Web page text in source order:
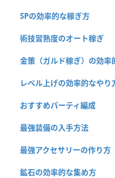
SPの効率的な稼ぎ方
術技習熟度のオート稼ぎ
金策（ガルド稼ぎ）の効率
レベル上げの効率的なやり
おすすめパーティ編成
最強装備の入手方法
最強アクセサリーの作り方
鉱石の効率的な集め方